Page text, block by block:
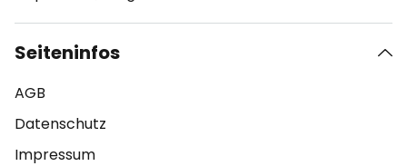
Seiteninfos
AGB
Datenschutz
Impressum